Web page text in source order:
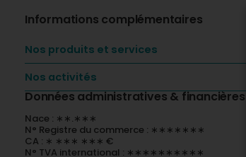
Informations complémentaires
Nos produits et services
Nos activités
Données administratives & financières
Nace : ∗∗.∗∗∗
N° Registre du commerce : ∗∗∗∗∗∗∗
CA : ∗ ∗∗∗ ∗∗∗ €
N° TVA international : ∗∗∗∗∗∗∗∗∗∗